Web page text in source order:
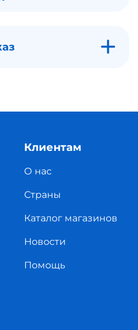
Клиентам
О нас
Страны
Каталог магазинов
Новости
Помощь